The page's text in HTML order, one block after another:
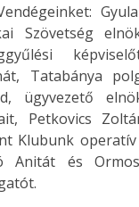
Szövetség
Tatabánya
ügyvezető
Petkovics
Klubunk
Anitát és